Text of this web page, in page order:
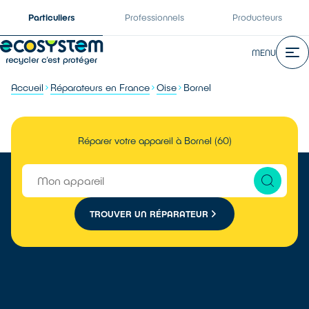
Particuliers Professionnels Producteurs
MENU
Accueil Réparateurs en France Oise Bornel
Réparer votre appareil à Bornel (60)
TROUVER UN RÉPARATEUR